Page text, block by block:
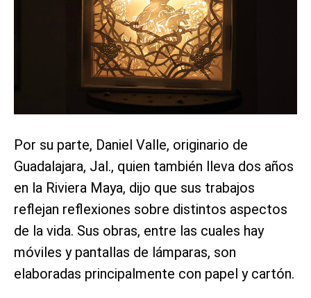
Por su parte, Daniel Valle, originario de
Guadalajara, Jal., quien también lleva dos años
en la Riviera Maya, dijo que sus trabajos
reflejan reflexiones sobre distintos aspectos
de la vida. Sus obras, entre las cuales hay
móviles y pantallas de lámparas, son
elaboradas principalmente con papel y cartón.